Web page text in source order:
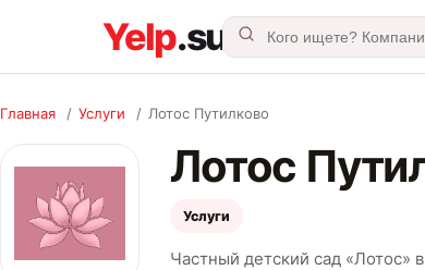
Главная / Услуги / Лотос Путилково
Лотос
Услуги
Частный детский сад «Лотос»